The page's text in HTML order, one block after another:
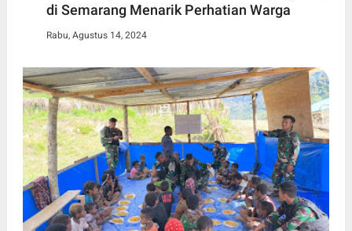
di Semarang Menarik Perhatian Warga
Rabu, Agustus 14, 2024